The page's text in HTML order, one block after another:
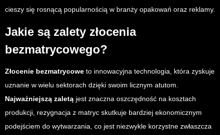
cieszy się rosnącą popularnością w branży opakowań oraz reklamy.
Jakie są zalety złocenia
bezmatrycowego?
Złocenie bezmatrycowe to innowacyjna technologia, która zyskuje
uznanie w wielu sektorach dzięki swoim licznym atutom.
Najważniejszą zaletą jest znaczna oszczędność na kosztach
produkcji, rezygnacja z matryc skutkuje bardziej ekonomicznym
podejściem do wytwarzania, co jest niezwykle korzystne zwłaszcza